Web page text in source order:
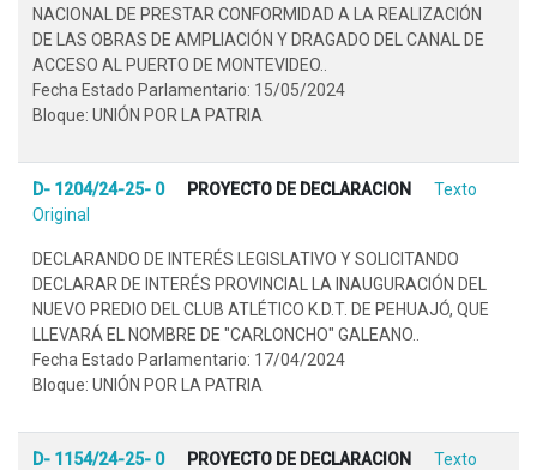
NACIONAL DE PRESTAR CONFORMIDAD A LA REALIZACIÓN
DE LAS OBRAS DE AMPLIACIÓN Y DRAGADO DEL CANAL DE
ACCESO AL PUERTO DE MONTEVIDEO..
Fecha Estado Parlamentario: 15/05/2024
Bloque: UNIÓN POR LA PATRIA
D- 1204/24-25- 0 PROYECTO DE DECLARACION
Texto
Original
DECLARANDO DE INTERÉS LEGISLATIVO Y SOLICITANDO
DECLARAR DE INTERÉS PROVINCIAL LA INAUGURACIÓN DEL
NUEVO PREDIO DEL CLUB ATLÉTICO K.D.T. DE PEHUAJÓ, QUE
LLEVARÁ EL NOMBRE DE "CARLONCHO" GALEANO..
Fecha Estado Parlamentario: 17/04/2024
Bloque: UNIÓN POR LA PATRIA
D- 1154/24-25- 0 PROYECTO DE DECLARACION
Texto